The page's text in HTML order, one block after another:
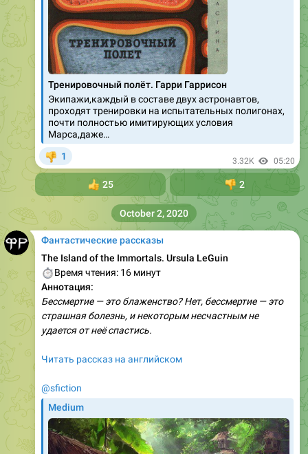
Тренировочный полёт. Гарри Гаррисон
Экипажи,каждый в составе двух астронавтов,
проходят тренировки на испытательных полигонах,
почти полностью имитирующих условия
Марса,даже…
1 3.32K 05:20
25 👎
2
Фантастические рассказы
The Island of the Immortals. Ursula LeGuin
Время чтения: 16 минут
Аннотация:
Бессмертие — это блаженство? Нет, бессмертие — это
страшная болезнь, и некоторым несчастным не
удается от неё спастись.
Читать рассказ на английском
@sfiction
Medium
October 2, 2020